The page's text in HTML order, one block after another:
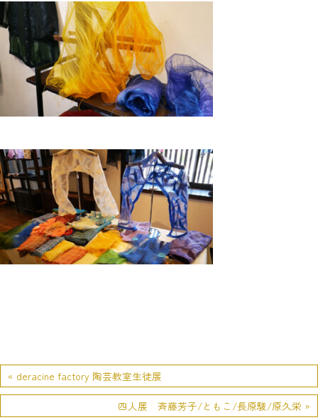
« deracine factory 陶芸教室生徒展
四人展 斉藤芳子/ともこ/長原駿/原久栄 »